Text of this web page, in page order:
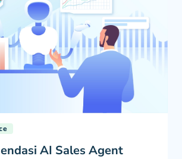
AI Sales Agent